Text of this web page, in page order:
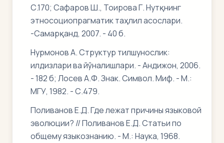
С.170; Сафаров Ш., Тоирова Г. Нутқнинг
этносоциопрагматик таҳлил асослари.
-Самарқанд, 2007. - 40 б.
Нурмонов А. Структур тилшунослик:
илдизлари ва йўналишлари. - Андижон, 2006.
- 182 б; Лосев А.Ф. Знак. Символ. Миф. - М.:
МГУ, 1982. - С.479.
Поливанов Е.Д. Где лежат причины языковой
эволюции? // Поливанов Е.Д. Статьи по
общему языкознанию. - М.: Наука, 1968.